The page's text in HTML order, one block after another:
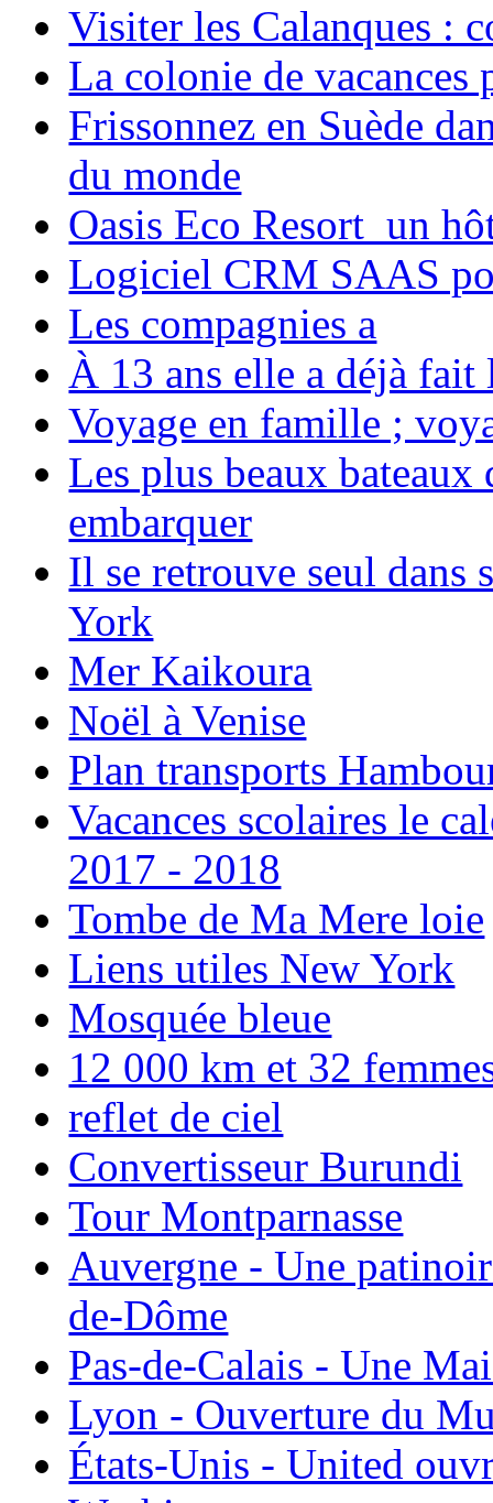
Visiter les Calanques :
La colonie de vacances
Frissonnez en Suède
du monde
Oasis Eco Resort un
Logiciel CRM SAAS
Les compagnies a
À 13 ans elle a déjà
Voyage en famille ;
Les plus beaux bateaux
embarquer
Il se retrouve seul dans
York
Mer Kaikoura
Noël à Venise
Plan transports
Vacances scolaires le
2017 - 2018
Tombe de Ma Mere loie
Liens utiles New York
Mosquée bleue
12 000 km et 32
reflet de ciel
Convertisseur Burundi
Tour Montparnasse
Auvergne - Une
de-Dôme
Pas-de-Calais - Une
Lyon - Ouverture du
États-Unis - United